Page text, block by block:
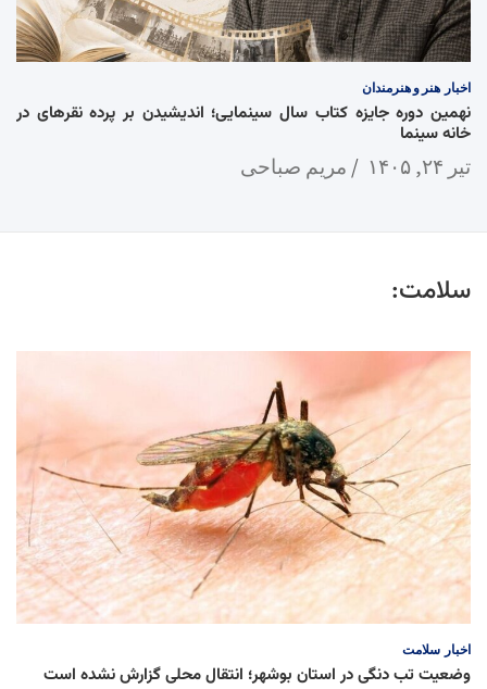
اخبار هنر و هنرمندان
نهمین دوره جایزه کتاب سال سینمایی؛ اندیشیدن بر پرده نقرهای در
خانه سینما
تیر ۲۴, ۱۴۰۵ مریم صباحی
سلامت:
اخبار سلامت
وضعیت تب دنگی در استان بوشهر؛ انتقال محلی گزارش نشده است